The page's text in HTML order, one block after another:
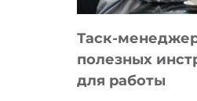
Таск-
полезных
для работы